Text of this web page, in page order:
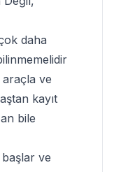
daha
araçla ve
kayıt
bile
başlar ve